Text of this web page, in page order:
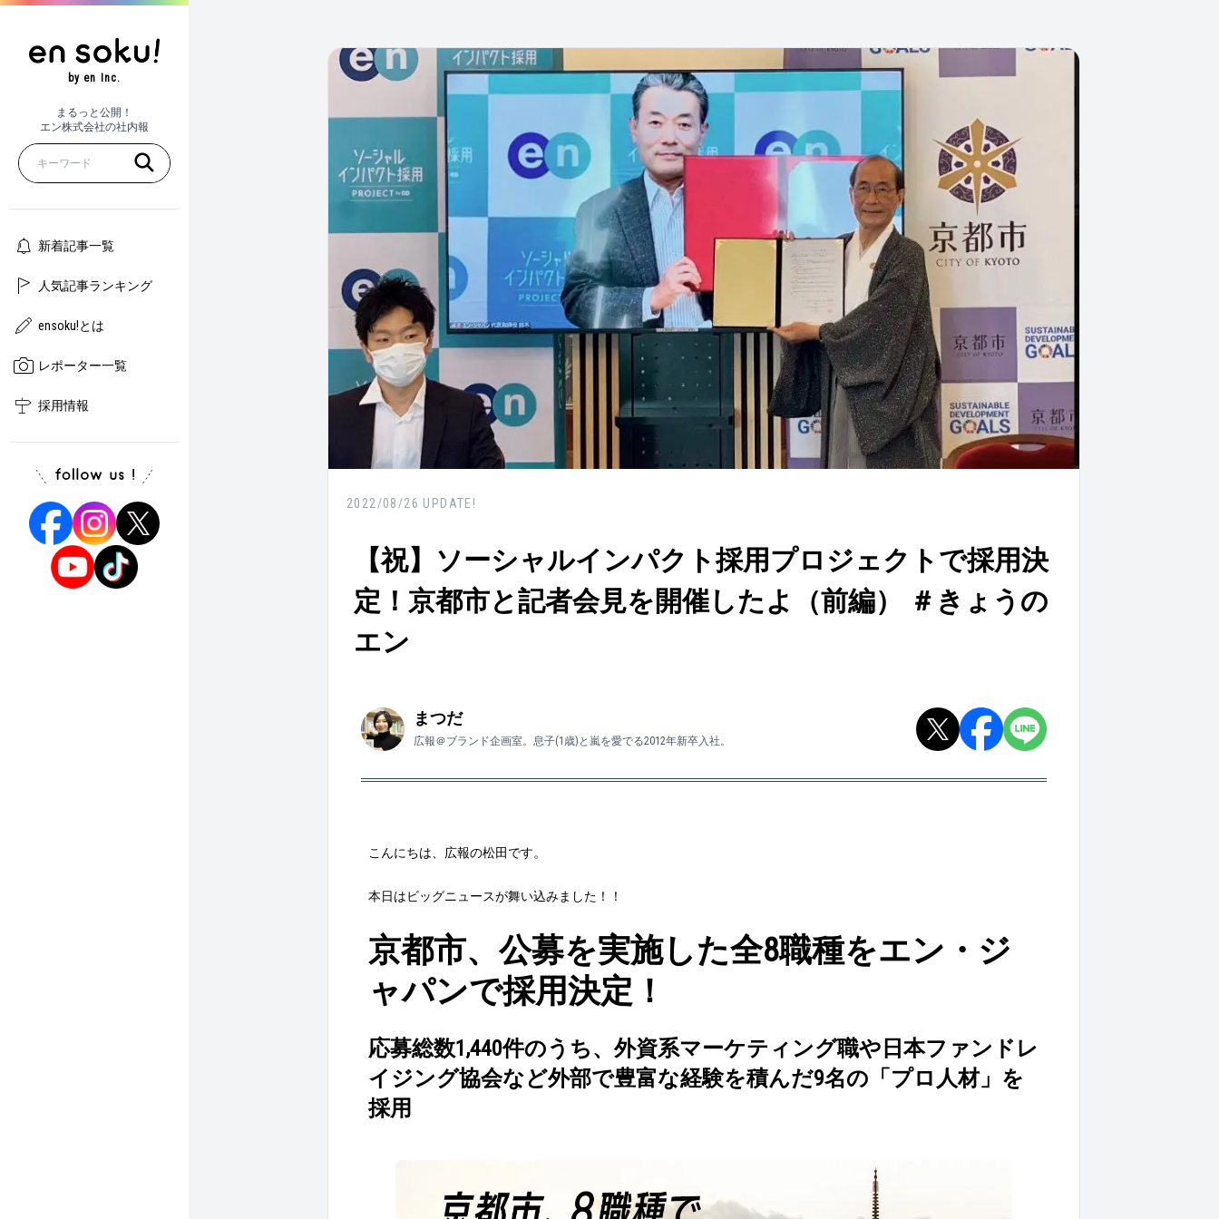
by en Inc.
まるっと公開！
エン株式会社の社内報
新着記事一覧
人気記事ランキング
ensoku!とは
レポーター一覧
採用情報
2022/08/26 UPDATE!
【祝】ソーシャルインパクト採用プロジェクトで採用決
定！京都市と記者会見を開催したよ（前編） ＃きょうの
エン
まつだ
広報＠ブランド企画室。息子(1歳)と嵐を愛でる2012年新卒入社。
こんにちは、広報の松田です。
本日はビッグニュースが舞い込みました！！
京都市、公募を実施した全8職種をエン・ジ
ャパンで採用決定！
応募総数1,440件のうち、外資系マーケティング職や日本ファンドレ
イジング協会など外部で豊富な経験を積んだ9名の「プロ人材」を
採用